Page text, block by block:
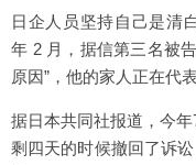
日企人员坚持自己是清
年 2 月，据信第三名被
原因”，他的家人正在代
据日本共同社报道，今
剩四天的时候撤回了诉